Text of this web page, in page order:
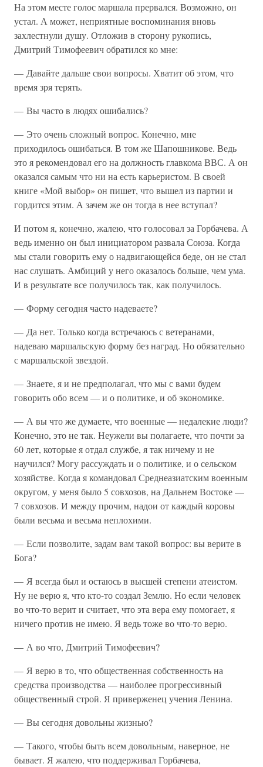
На этом месте голос маршала прервался. Возможно, он
устал. А может, неприятные воспоминания вновь
захлестнули душу. Отложив в сторону рукопись,
Дмитрий Тимофеевич обратился ко мне:
— Давайте дальше свои вопросы. Хватит об этом, что
время зря терять.
— Вы часто в людях ошибались?
— Это очень сложный вопрос. Конечно, мне
приходилось ошибаться. В том же Шапошникове. Ведь
это я рекомендовал его на должность главкома ВВС. А он
оказался самым что ни на есть карьеристом. В своей
книге «Мой выбор» он пишет, что вышел из партии и
гордится этим. А зачем же он тогда в нее вступал?
И потом я, конечно, жалею, что голосовал за Горбачева. А
ведь именно он был инициатором развала Союза. Когда
мы стали говорить ему о надвигающейся беде, он не стал
нас слушать. Амбиций у него оказалось больше, чем ума.
И в результате все получилось так, как получилось.
— Форму сегодня часто надеваете?
— Да нет. Только когда встречаюсь с ветеранами,
надеваю маршальскую форму без наград. Но обязательно
с маршальской звездой.
— Знаете, я и не предполагал, что мы с вами будем
говорить обо всем — и о политике, и об экономике.
— А вы что же думаете, что военные — недалекие люди?
Конечно, это не так. Неужели вы полагаете, что почти за
60 лет, которые я отдал службе, я так ничему и не
научился? Могу рассуждать и о политике, и о сельском
хозяйстве. Когда я командовал Среднеазиатским военным
округом, у меня было 5 совхозов, на Дальнем Востоке —
7 совхозов. И между прочим, надои от каждый коровы
были весьма и весьма неплохими.
— Если позволите, задам вам такой вопрос: вы верите в
Бога?
— Я всегда был и остаюсь в высшей степени атеистом.
Ну не верю я, что кто-то создал Землю. Но если человек
во что-то верит и считает, что эта вера ему помогает, я
ничего против не имею. Я ведь тоже во что-то верю.
— А во что, Дмитрий Тимофеевич?
— Я верю в то, что общественная собственность на
средства производства — наиболее прогрессивный
общественный строй. Я приверженец учения Ленина.
— Вы сегодня довольны жизнью?
— Такого, чтобы быть всем довольным, наверное, не
бывает. Я жалею, что поддерживал Горбачева,